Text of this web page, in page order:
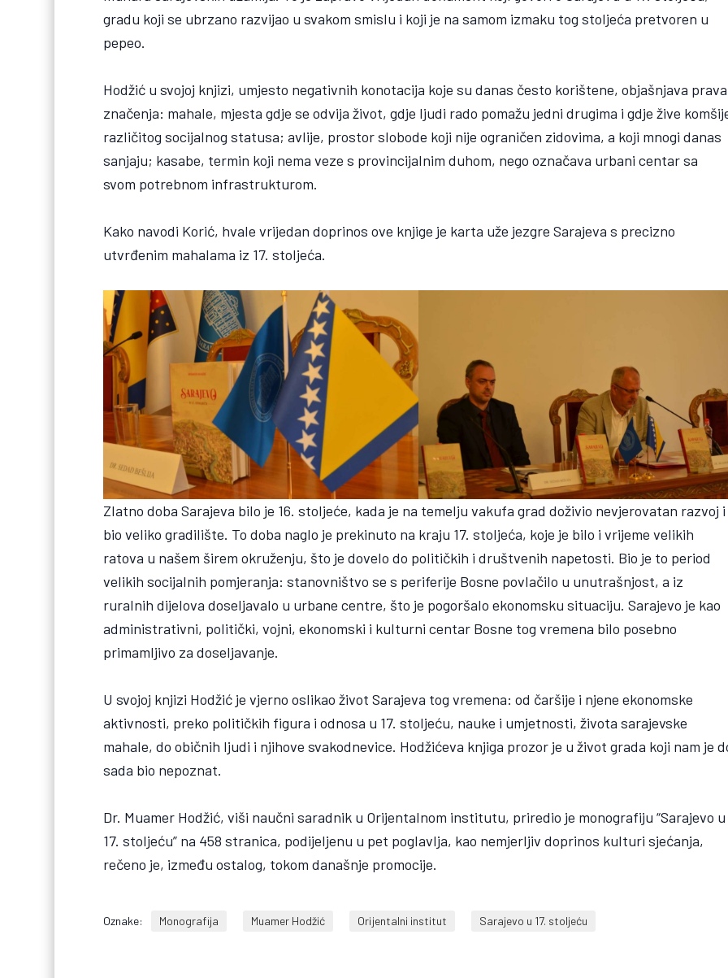
gradu koji se ubrzano razvijao u svakom smislu i koji je na samom izmaku tog stoljeća pretvoren u
pepeo.
Hodžić u svojoj knjizi, umjesto negativnih konotacija koje su danas često korištene, objašnjava prava
značenja: mahale, mjesta gdje se odvija život, gdje ljudi rado pomažu jedni drugima i gdje žive
različitog socijalnog statusa; avlije, prostor slobode koji nije ograničen zidovima, a koji mnogi danas
sanjaju; kasabe, termin koji nema veze s provincijalnim duhom, nego označava urbani centar sa
svom potrebnom infrastrukturom.
Kako navodi Korić, hvale vrijedan doprinos ove knjige je karta uže jezgre Sarajeva s precizno
utvrđenim mahalama iz 17. stoljeća.
Zlatno doba Sarajeva bilo je 16. stoljeće, kada je na temelju vakufa grad doživio nevjerovatan razvoj i
bio veliko gradilište. To doba naglo je prekinuto na kraju 17. stoljeća, koje je bilo i vrijeme velikih
ratova u našem širem okruženju, što je dovelo do političkih i društvenih napetosti. Bio je to period
velikih socijalnih pomjeranja: stanovništvo se s periferije Bosne povlačilo u unutrašnjost, a iz
ruralnih dijelova doseljavalo u urbane centre, što je pogoršalo ekonomsku situaciju. Sarajevo je kao
administrativni, politički, vojni, ekonomski i kulturni centar Bosne tog vremena bilo posebno
primamljivo za doseljavanje.
U svojoj knjizi Hodžić je vjerno oslikao život Sarajeva tog vremena: od čaršije i njene ekonomske
aktivnosti, preko političkih figura i odnosa u 17. stoljeću, nauke i umjetnosti, života sarajevske
mahale, do običnih ljudi i njihove svakodnevice. Hodžićeva knjiga prozor je u život grada koji nam je
sada bio nepoznat.
Dr. Muamer Hodžić, viši naučni saradnik u Orijentalnom institutu, priredio je monografiju “Sarajevo u
17. stoljeću” na 458 stranica, podijeljenu u pet poglavlja, kao nemjerljiv doprinos kulturi sjećanja,
rečeno je, između ostalog, tokom današnje promocije.
Oznake: Monografija Muamer Hodžić Orijentalni institut Sarajevo u 17. stoljeću